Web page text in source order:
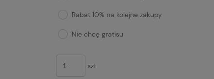
Rabat 10% na kolejne zakupy
Nie chcę gratisu
szt.